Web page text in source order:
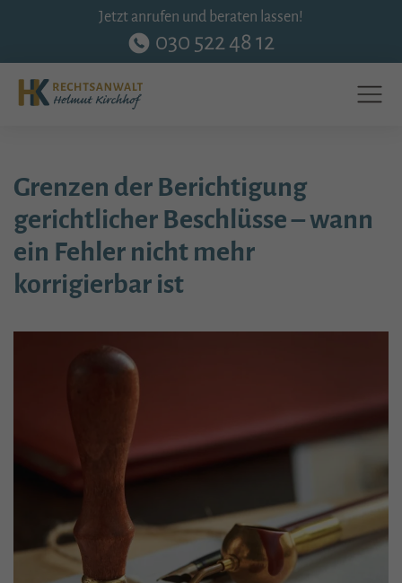
Jetzt anrufen und beraten lassen!
030 522 48 12
Grenzen der Berichtigung
gerichtlicher Beschlüsse – wann
ein Fehler nicht mehr
korrigierbar ist